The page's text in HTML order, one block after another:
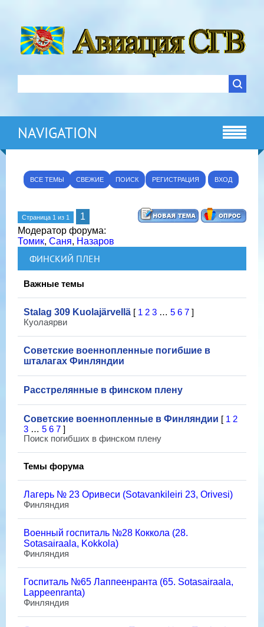
NAVIGATION
ВСЕ ТЕМЫ СВЕЖИЕ ПОИСК РЕГИСТРАЦИЯ ВХОД
Страница 1 из 1
1
Модератор форума:
Томик, Саня, Назаров
ФИНСКИЙ ПЛЕН
Важные темы
Stalag 309 Kuolajärvellä [ 1 2 3 … 5 6 7 ]
Куолаярви
Советские военнопленные погибшие в
шталагах Финляндии
Расстрелянные в финском плену
Советские военнопленные в Финляндии [ 1 2
3 … 5 6 7 ]
Поиск погибших в финском плену
Темы форума
Лагерь № 23 Оривеси (Sotavankileiri 23, Orivesi)
Финляндия
Военный госпиталь №28 Коккола (28.
Sotasairaala, Kokkola)
Финляндия
Госпиталь №65 Лаппеенранта (65. Sotasairaala,
Lappeenranta)
Финляндия